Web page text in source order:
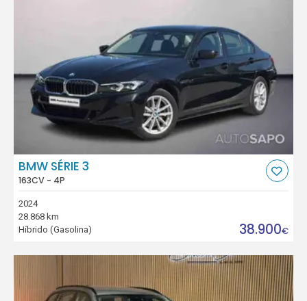
BMW SÉRIE 3
163CV - 4P
2024
28.868 km
Híbrido (Gasolina)
38.900€